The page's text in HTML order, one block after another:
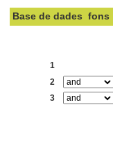
Base de dades fons
1
2
3